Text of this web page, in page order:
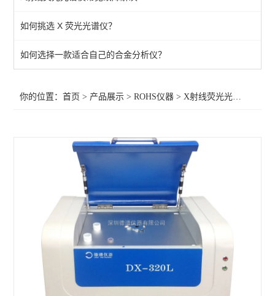
如何挑选 X 荧光光谱仪？
如何选择一款适合自己的合金分析仪？
你的位置：首页 > 产品展示 >ROHS仪器 >X射线荧光光谱仪